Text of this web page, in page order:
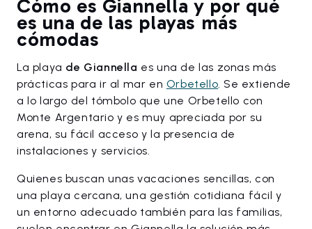
Cómo es Giannella y por qué
es una de las playas más
cómodas
La playa de Giannella es una de las zonas más
prácticas para ir al mar en Orbetello. Se extiende
a lo largo del tómbolo que une Orbetello con
Monte Argentario y es muy apreciada por su
arena, su fácil acceso y la presencia de
instalaciones y servicios.
Quienes buscan unas vacaciones sencillas, con
una playa cercana, una gestión cotidiana fácil y
un entorno adecuado también para las familias,